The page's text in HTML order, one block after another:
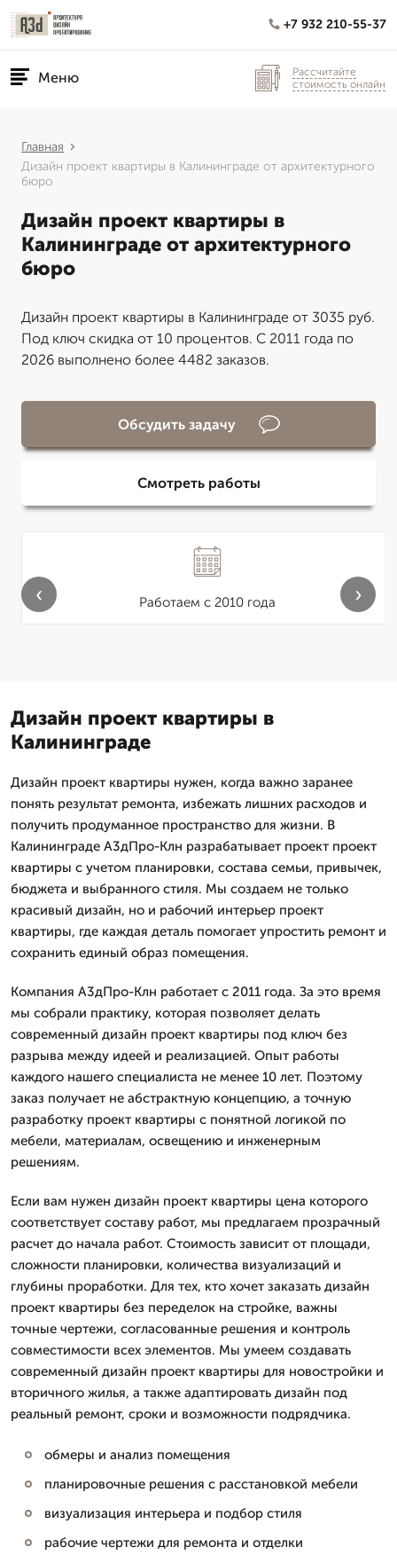
+7 932 210-55-37
Меню
Рассчитайте
стоимость онлайн
Главная
Дизайн проект квартиры в Калининграде от архитектурного
бюро
Дизайн проект квартиры в
Калининграде от архитектурного
бюро
Дизайн проект квартиры в Калининграде от 3035 руб.
Под ключ скидка от 10 процентов. С 2011 года по
2026 выполнено более 4482 заказов.
Обсудить задачу
Смотреть работы
Работаем с 2010 года
‹ ›
Дизайн проект квартиры в
Калининграде
Дизайн проект квартиры нужен, когда важно заранее
понять результат ремонта, избежать лишних расходов и
получить продуманное пространство для жизни. В
Калининграде А3дПро-Клн разрабатывает проект проект
квартиры с учетом планировки, состава семьи, привычек,
бюджета и выбранного стиля. Мы создаем не только
красивый дизайн, но и рабочий интерьер проект
квартиры, где каждая деталь помогает упростить ремонт и
сохранить единый образ помещения.
Компания А3дПро-Клн работает с 2011 года. За это время
мы собрали практику, которая позволяет делать
современный дизайн проект квартиры под ключ без
разрыва между идеей и реализацией. Опыт работы
каждого нашего специалиста не менее 10 лет. Поэтому
заказ получает не абстрактную концепцию, а точную
разработку проект квартиры с понятной логикой по
мебели, материалам, освещению и инженерным
решениям.
Если вам нужен дизайн проект квартиры цена которого
соответствует составу работ, мы предлагаем прозрачный
расчет до начала работ. Стоимость зависит от площади,
сложности планировки, количества визуализаций и
глубины проработки. Для тех, кто хочет заказать дизайн
проект квартиры без переделок на стройке, важны
точные чертежи, согласованные решения и контроль
совместимости всех элементов. Мы умеем создавать
современный дизайн проект квартиры для новостройки и
вторичного жилья, а также адаптировать дизайн под
реальный ремонт, сроки и возможности подрядчика.
обмеры и анализ помещения
планировочные решения с расстановкой мебели
визуализация интерьера и подбор стиля
рабочие чертежи для ремонта и отделки